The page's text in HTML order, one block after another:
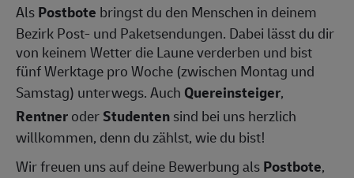
AlsPostbote bringst du den Menschen in deinem
Bezirk Post- und Paketsendungen. Dabei lässt du dir
von keinem Wetter die Laune verderben und bist
fünf Werktage pro Woche (zwischen Montag und
Samstag) unterwegs. Auch Quereinsteiger,
RentneroderStudentensind bei uns herzlich
willkommen, denn du zählst, wie du bist!
Wir freuen uns auf deine Bewerbung alsPostbote,